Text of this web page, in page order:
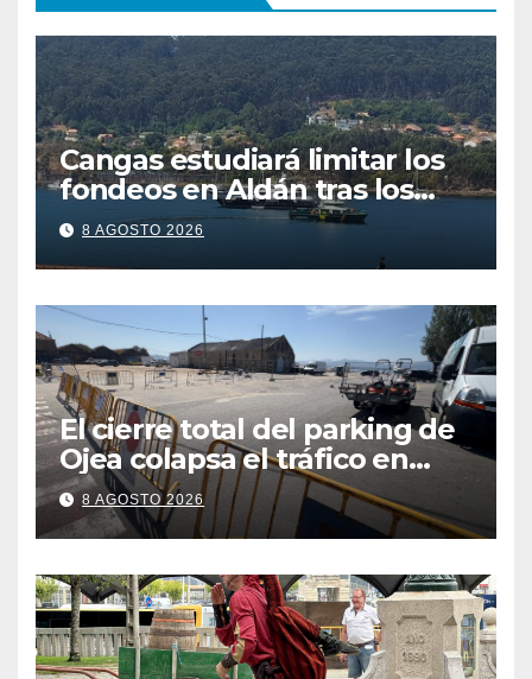
Cangas estudiará limitar los
fondeos en Aldán tras los
últimos episodios de
contaminación en O Con
8 AGOSTO 2026
El cierre total del parking de
Ojea colapsa el tráfico en
Cangas
8 AGOSTO 2026